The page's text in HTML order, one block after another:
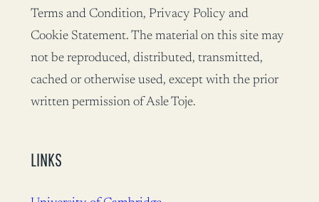
Terms and Condition, Privacy Policy and
Cookie Statement. The material on this site may
not be reproduced, distributed, transmitted,
cached or otherwise used, except with the prior
written permission of Asle Toje.
LINKS